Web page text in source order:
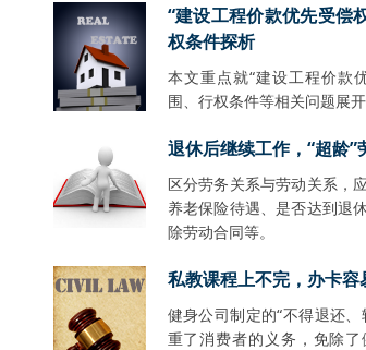
“建设工程价款优先受偿
权条件探析
本文重点就“建设工程价款
围、行权条件等相关问题展开
退休后继续工作，“超龄”
区分劳务关系与劳动关系，
养老保险待遇、是否达到退
除劳动合同等。
私教课程上不完，办卡容
健身公司制定的“不得退还
重了消费者的义务，免除